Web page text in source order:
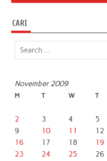
CARI
November 2009
M T W T
2
3 4 5
9
10 11 12
16
17 18 19
23
24 25 26